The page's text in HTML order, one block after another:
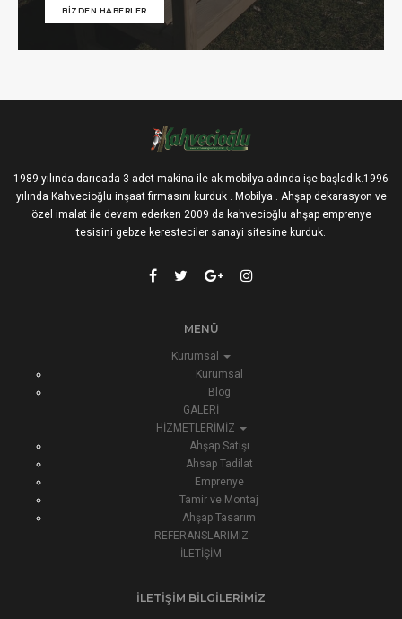
BİZDEN HABERLER
1989 yılında darıcada 3 adet makina ile ak mobilya adında işe başladık.1996
yılında Kahvecioğlu inşaat firmasını kurduk . Mobilya . Ahşap dekarasyon ve
özel imalat ile devam ederken 2009 da kahvecioğlu ahşap emprenye
tesisini gebze keresteciler sanayi sitesine kurduk.
MENÜ
Kurumsal
Kurumsal
Blog
GALERİ
HİZMETLERİMİZ
Ahşap Satışı
Ahsap Tadilat
Emprenye
Tamir ve Montaj
Ahşap Tasarım
REFERANSLARIMIZ
İLETİŞİM
İLETİŞİM BİLGİLERİMİZ